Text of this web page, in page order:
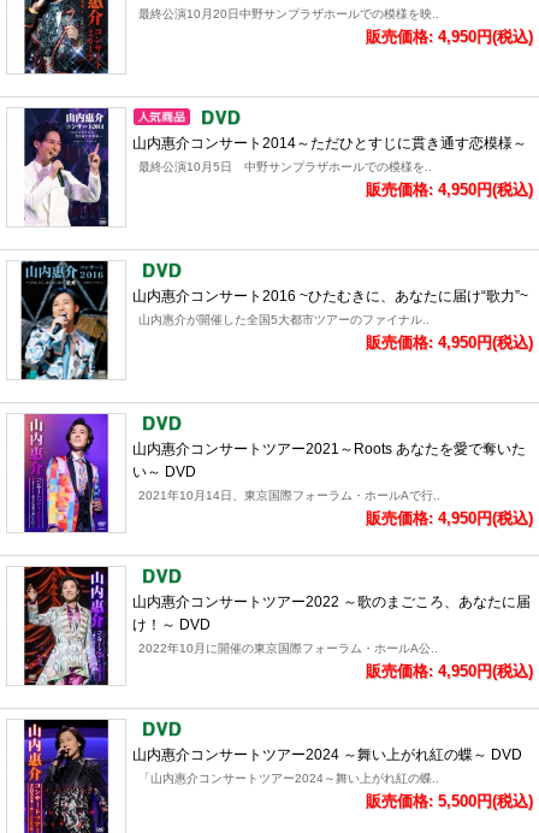
最終公演10月20日中野サンプラザホールでの模様を映..
販売価格: 4,950円(税込)
山内惠介コンサート2014～ただひとすじに貫き通す恋模様～
最終公演10月5日 中野サンプラザホールでの模様を..
販売価格: 4,950円(税込)
山内惠介コンサート2016 ~ひたむきに、あなたに届け“歌力”~
山内惠介が開催した全国5大都市ツアーのファイナル..
販売価格: 4,950円(税込)
山内惠介コンサートツアー2021～Roots あなたを愛で奪いた
い～ DVD
2021年10月14日、東京国際フォーラム・ホールAで行..
販売価格: 4,950円(税込)
山内惠介コンサートツアー2022 ～歌のまごころ、あなたに届
け！～ DVD
2022年10月に開催の東京国際フォーラム・ホールA公..
販売価格: 4,950円(税込)
山内惠介コンサートツアー2024 ～舞い上がれ紅の蝶～ DVD
「山内惠介コンサートツアー2024～舞い上がれ紅の蝶..
販売価格: 5,500円(税込)